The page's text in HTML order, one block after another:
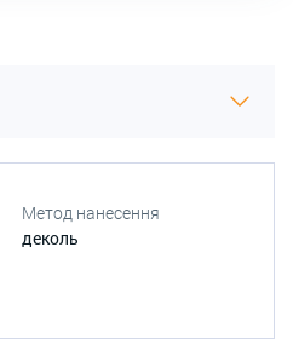
Метод нанесення
деколь